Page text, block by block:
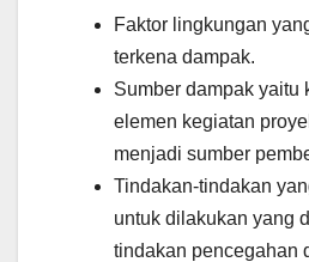
Faktor lingkungan
terkena dampak.
Sumber dampak yaitu
elemen kegiatan
menjadi sumber
Tindakan-tindakan
untuk dilakukan yang
tindakan pencegahan